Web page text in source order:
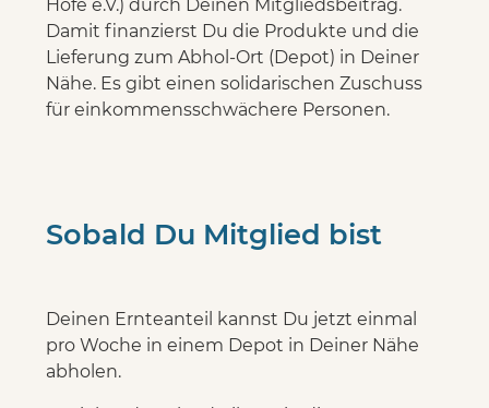
Höfe e.V.) durch Deinen Mitgliedsbeitrag.
Damit finanzierst Du die Produkte und die
Lieferung zum Abhol-Ort (Depot) in Deiner
Nähe. Es gibt einen solidarischen Zuschuss
für einkommensschwächere Personen.
Sobald Du Mitglied bist
Deinen Ernteanteil kannst Du jetzt einmal
pro Woche in einem Depot in Deiner Nähe
abholen.